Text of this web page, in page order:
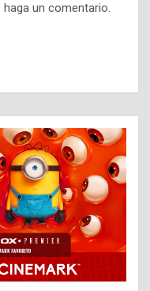
un comentario.